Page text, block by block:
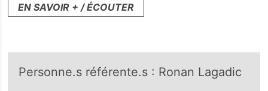
EN SAVOIR + / ÉCOUTER
Personne.s référente.s : Ronan Lagadic